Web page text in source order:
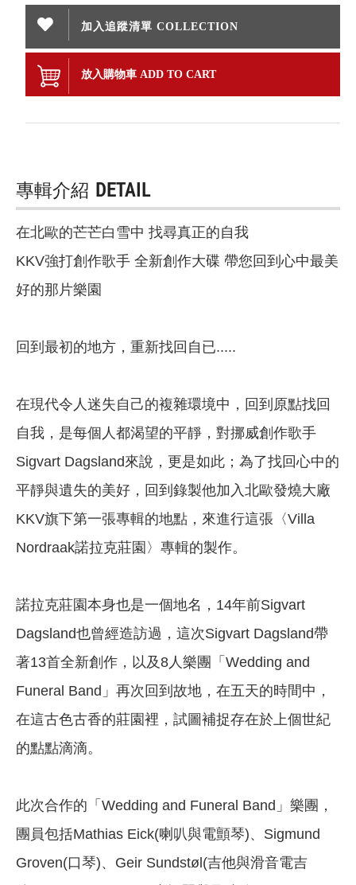
加入追蹤清單 COLLECTION
放入購物車 ADD TO CART
專輯介紹 DETAIL
在北歐的芒芒白雪中 找尋真正的自我
KKV強打創作歌手 全新創作大碟 帶您回到心中最美
好的那片樂園
回到最初的地方，重新找回自已.....
在現代令人迷失自己的複雜環境中，回到原點找回
自我，是每個人都渴望的平靜，對挪威創作歌手
Sigvart Dagsland來說，更是如此；為了找回心中的
平靜與遺失的美好，回到錄製他加入北歐發燒大廠
KKV旗下第一張專輯的地點，來進行這張〈Villa
Nordraak諾拉克莊園〉專輯的製作。
諾拉克莊園本身也是一個地名，14年前Sigvart
Dagsland也曾經造訪過，這次Sigvart Dagsland帶
著13首全新創作，以及8人樂團「Wedding and
Funeral Band」再次回到故地，在五天的時間中，
在這古色古香的莊園裡，試圖補捉存在於上個世紀
的點點滴滴。
此次合作的「Wedding and Funeral Band」樂團，
團員包括Mathias Eick(喇叭與電顫琴)、Sigmund
Groven(口琴)、Geir Sundstøl(吉他與滑音電吉